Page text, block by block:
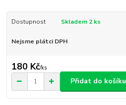
Dostupnost Skladem 2 ks
Nejsme plátci DPH
180 Kč/ks
Přidat do košíku